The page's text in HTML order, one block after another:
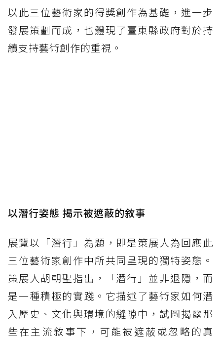
以此三位藝術家的得獎創作為基礎，進一步
發展策劃而成，也體現了臺東縣政府對於持
續支持藝術創作的重視。
以潛行姿態 揭示被遮蔽的敘事
展覽以「潛行」為題，即是策展人為回應此
三位藝術家創作中所共同呈現的獨特姿態。
策展人胡朝聖指出，「潛行」並非退隱，而
是一種積極的實踐。它描述了藝術家如何潛
入歷史、文化與環境的縫隙中，試圖揭露那
些在主流敘事下，可能被遮蔽或忽略的真